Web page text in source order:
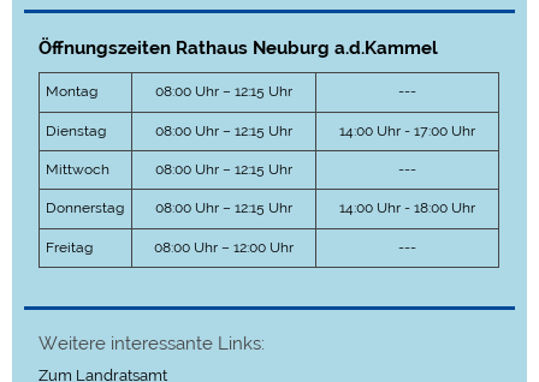
Öffnungszeiten Rathaus Neuburg a.d.Kammel
Montag 08:00 Uhr – 12:15 Uhr ---
Dienstag 08:00 Uhr – 12:15 Uhr 14:00 Uhr - 17:00 Uhr
Mittwoch 08:00 Uhr – 12:15 Uhr ---
Donnerstag 08:00 Uhr – 12:15 Uhr 14:00 Uhr - 18:00 Uhr
Freitag 08:00 Uhr – 12:00 Uhr ---
Weitere interessante Links:
Zum Landratsamt